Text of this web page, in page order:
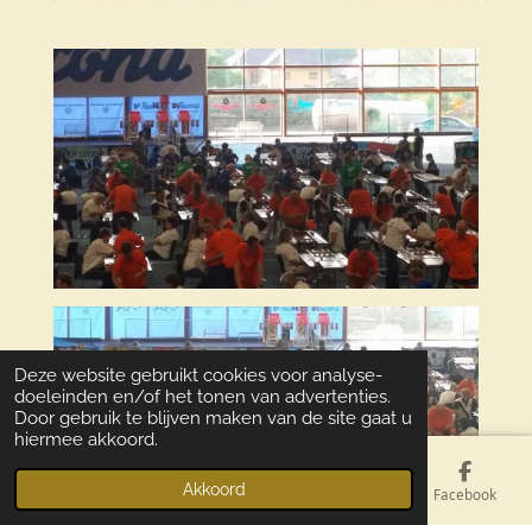
Deze website gebruikt cookies voor analyse-
doeleinden en/of het tonen van advertenties.
Door gebruik te blijven maken van de site gaat u
hiermee akkoord.
Akkoord
Telefoonnummer Facebook